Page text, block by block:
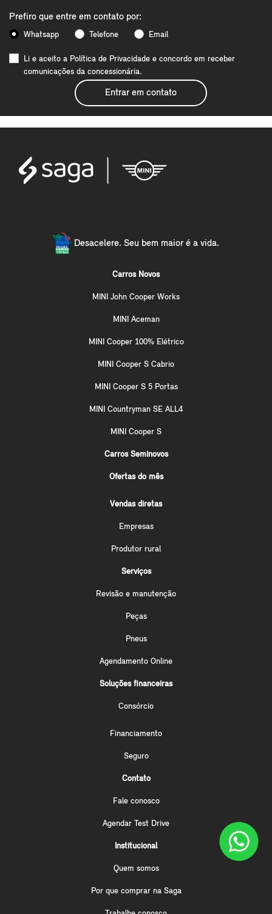
Prefiro que entre em contato por:
Whatsapp Telefone Email
Li e aceito a Política de Privacidade e concordo em receber
comunicações da concessionária.
Entrar em contato
Desacelere. Seu bem maior é a vida.
Carros Novos
MINI John Cooper Works
MINI Aceman
MINI Cooper 100% Elétrico
MINI Cooper S Cabrio
MINI Cooper S 5 Portas
MINI Countryman SE ALL4
MINI Cooper S
Carros Seminovos
Ofertas do mês
Vendas diretas
Empresas
Produtor rural
Serviços
Revisão e manutenção
Peças
Pneus
Agendamento Online
Soluções financeiras
Consórcio
Financiamento
Seguro
Contato
Fale conosco
Agendar Test Drive
Institucional
Quem somos
Por que comprar na Saga